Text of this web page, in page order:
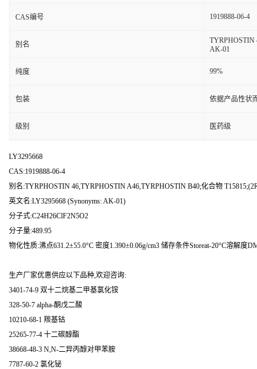
CAS编号 1919888-06-4
别名
TYRPHOSTIN
AK-01
纯度 99%
包装 依据产品性状
级别 医药级
LY3295668
CAS:1919888-06-4
别名:TYRPHOSTIN 46,TYRPHOSTIN A46,TYRPHOSTIN B40;化合物
英文名:LY3295668 (Synonyms: AK-01)
分子式:C24H26ClF2N5O2
分子量:489.95
物化性质:沸点631.2±55.0°C 密度1.390±0.06g/cm3 储存条件Storeat-20°C溶解度
生产厂家优惠供应以下品种,欢迎咨询:
3401-74-9 双十二烷基二甲基氯化铵
328-50-7 alpha-酮戊二酸
10210-68-1 羰基钴
25265-77-4 十二碳醇酯
38668-48-3 N,N-二异丙醇对甲苯胺
7787-60-2 氯化铋